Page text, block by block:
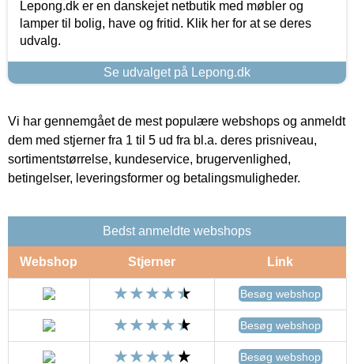
Lepong.dk er en danskejet netbutik med møbler og
lamper til bolig, have og fritid. Klik her for at se deres
udvalg.
Se udvalget på Lepong.dk
Vi har gennemgået de mest populære webshops og anmeldt
dem med stjerner fra 1 til 5 ud fra bl.a. deres prisniveau,
sortimentstørrelse, kundeservice, brugervenlighed,
betingelser, leveringsformer og betalingsmuligheder.
Bedst anmeldte webshops
Webshop Stjerner Link
Besøg webshop
Besøg webshop
Besøg webshop